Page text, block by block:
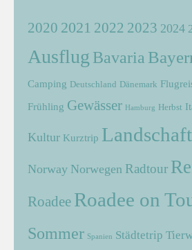
2020 2021 2022 2023 2024
Ausflug Bavaria
Camping Deutschland Dänemark
Frühling Gewässer Hamburg Herbst
Kultur Kurztrip Landschaft
Norway Norwegen Radtour
Roadee Roadee on
Sommer Spanien Städtetrip